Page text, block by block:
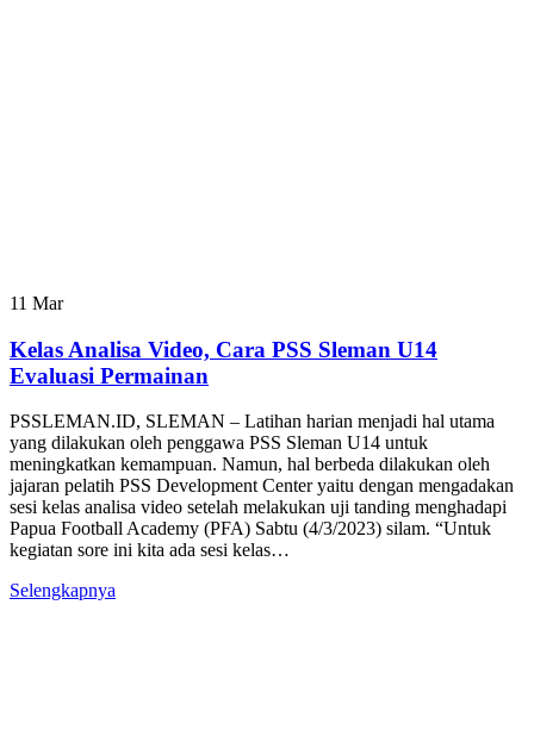
11 Mar
Kelas Analisa Video, Cara PSS Sleman U14
Evaluasi Permainan
PSSLEMAN.ID, SLEMAN – Latihan harian menjadi hal utama
yang dilakukan oleh penggawa PSS Sleman U14 untuk
meningkatkan kemampuan. Namun, hal berbeda dilakukan oleh
jajaran pelatih PSS Development Center yaitu dengan mengadakan
sesi kelas analisa video setelah melakukan uji tanding menghadapi
Papua Football Academy (PFA) Sabtu (4/3/2023) silam. “Untuk
kegiatan sore ini kita ada sesi kelas…
Selengkapnya